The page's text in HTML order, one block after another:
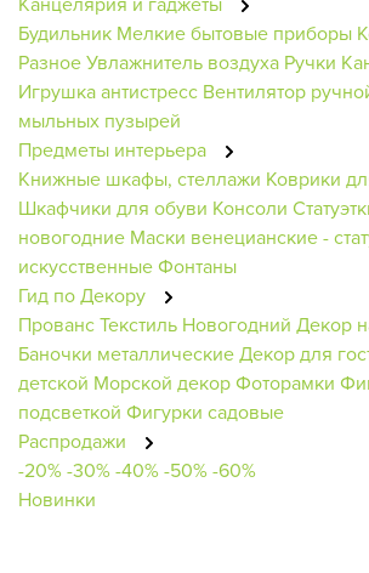
Будильник Мелкие бытовые приборы
РазноеУвлажнитель воздуха Ручки
Игрушка антистресс Вентилятор
мыльных пузырей
Предметы интерьера
Книжные шкафы, стеллажи Коврики
Шкафчики для обуви Консоли
новогодние Маски венецианские -
искусственныеФонтаны
Гид по Декору
ПровансТекстиль Новогодний Декор
Баночки металлическиеДекор для
детской Морской декорФоторамки
подсветкой Фигурки садовые
Распродажи
-20%-30%-40%-50%-60%
Новинки